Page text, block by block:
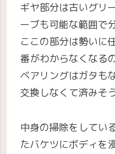
ギヤ部分は古いグリ
ーブも可能な範囲で
ここの部分は勢いに
番がわからなくなる
ベアリングはガタも
交換しなくて済みそ
中身の掃除をしてい
たバケツにボディを